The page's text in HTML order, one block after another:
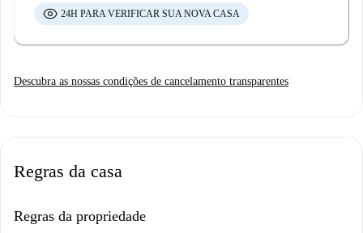
24H PARA VERIFICAR SUA NOVA CASA
Descubra as nossas condições de cancelamento transparentes
Regras da casa
Regras da propriedade